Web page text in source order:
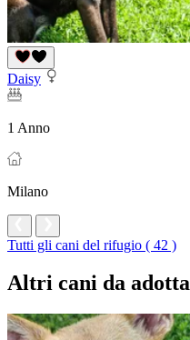
Daisy
1 Anno
Milano
Tutti gli cani del rifugio ( 42 )
Altri cani da